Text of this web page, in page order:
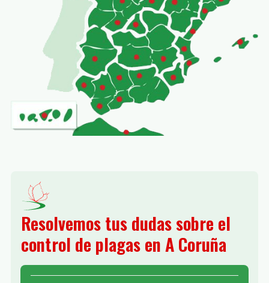
Resolvemos tus dudas sobre el
control de plagas en A Coruña